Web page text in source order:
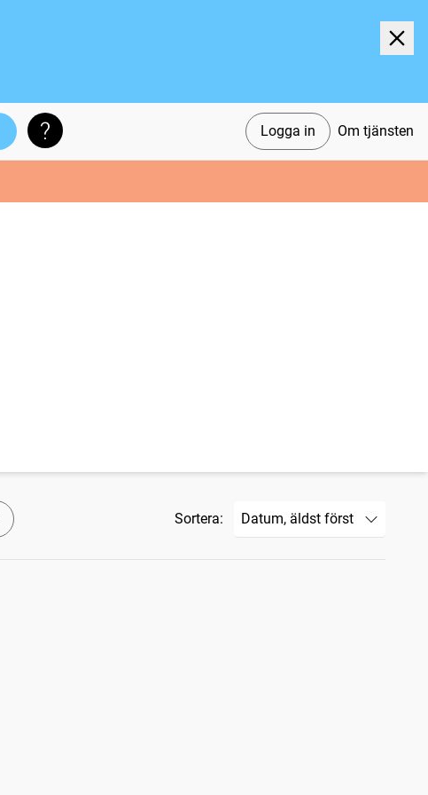
Logga in Om tjänsten
Söktips
Sortera: